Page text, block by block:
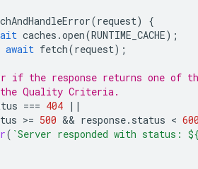
(request)
{
caches .open(RUNTIME_CACHE);
await fetch(request);
if the response returns one of
Quality Criteria.
=== 404 ||
>= 500 && response. status <
( `Server responded with status: